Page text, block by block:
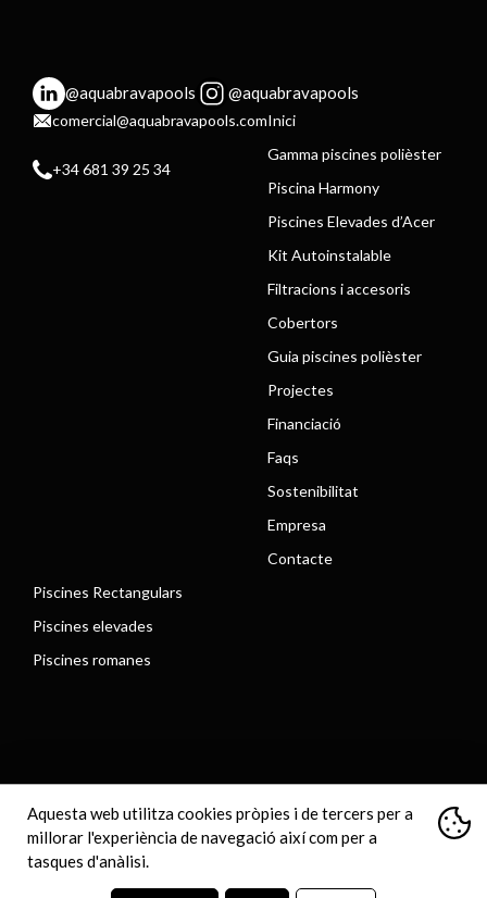
@aquabravapools @aquabravapools
comercial@aquabravapools.com
+34 681 39 25 34
Inici
Gamma piscines polièster
Piscina Harmony
Piscines Elevades d’Acer
Kit Autoinstalable
Filtracions i accesoris
Cobertors
Guia piscines polièster
Projectes
Financiació
Faqs
Sostenibilitat
Empresa
Contacte
Piscines Rectangulars
Piscines elevades
Piscines romanes
Avís legal Política de cookies
Política de privacitat
Declaració d'accessibilitat
Mapa web
Aquesta web utilitza cookies pròpies i de tercers per a
millorar l'experiència de navegació així com per a
tasques d'anàlisi.